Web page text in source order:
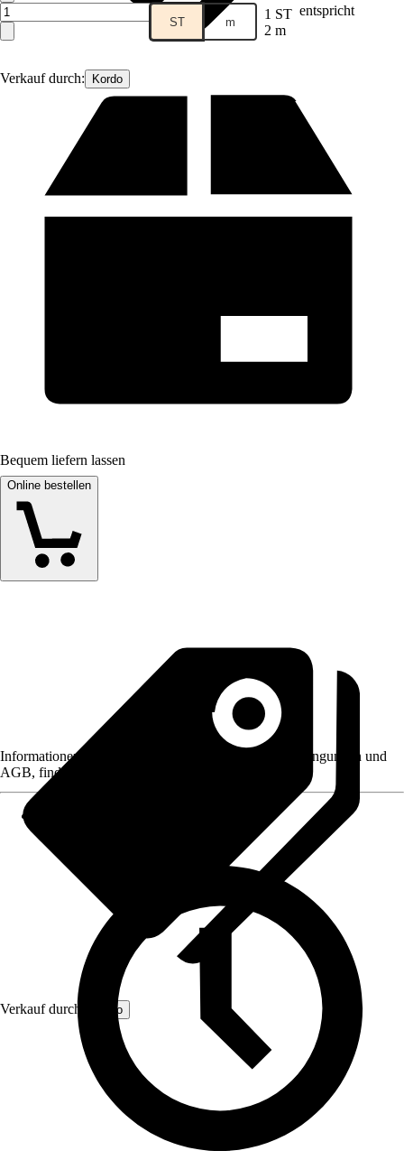
Verkauf durch: Kordo
ST m 1 ST entspricht
2 m
Bequem liefern lassen
Online bestellen
Verkauf durch: Kordo
Informationen des Verkäufers, wie z. B. Rückgabebedingungen und
AGB, finden Sie bei Klick auf den Verkäufernamen.